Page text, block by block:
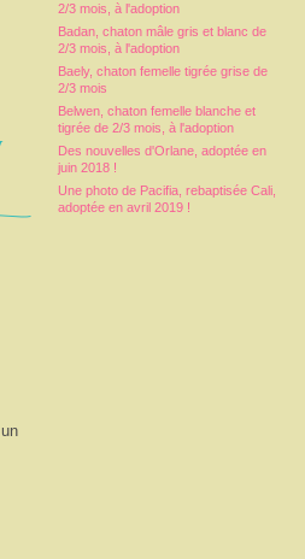
2/3 mois, à l'adoption
Badan, chaton mâle gris et blanc de
2/3 mois, à l'adoption
Baely, chaton femelle tigrée grise de
2/3 mois
Belwen, chaton femelle blanche et
tigrée de 2/3 mois, à l'adoption
Des nouvelles d'Orlane, adoptée en
juin 2018 !
Une photo de Pacifia, rebaptisée Cali,
adoptée en avril 2019 !